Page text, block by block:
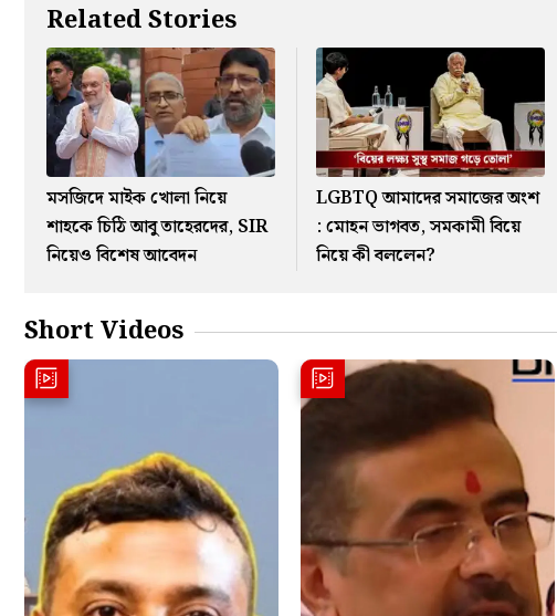
Related Stories
মসজিদে মাইক খোলা নিয়ে
শাহকে চিঠি আবু তাহেরদের, SIR
নিয়েও বিশেষ আবেদন
LGBTQ আমাদের সমাজের অংশ
: মোহন ভাগবত, সমকামী বিয়ে
নিয়ে কী বললেন?
Short Videos